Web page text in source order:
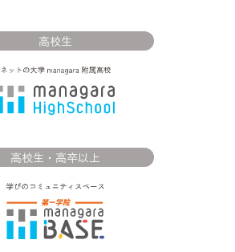
高校生
高校生・高卒以上